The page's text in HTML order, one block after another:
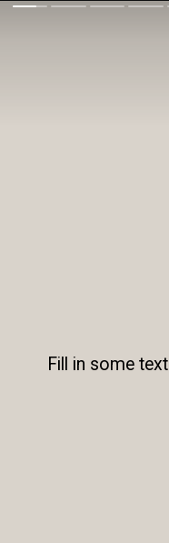
Fill in some text